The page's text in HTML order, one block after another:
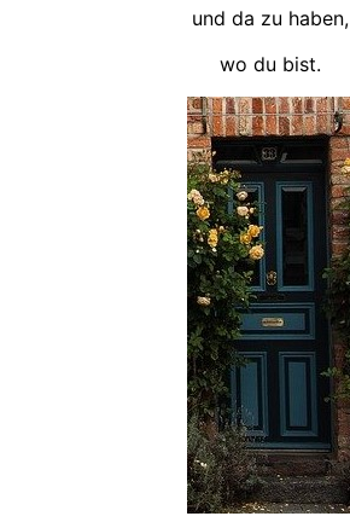
und da zu haben,
wo du bist.